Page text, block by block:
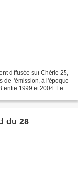
diffusée sur Chérie 25,
de l'émission, à l'époque
entre 1999 et 2004. Le
du 28